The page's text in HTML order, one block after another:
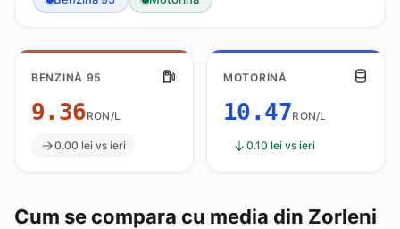
BENZINĂ 95
9.36RON/L
0.00 lei vs ieri
MOTORINĂ
10.47RON/L
0.10 lei vs ieri
Cum se compara cu media din Zorleni